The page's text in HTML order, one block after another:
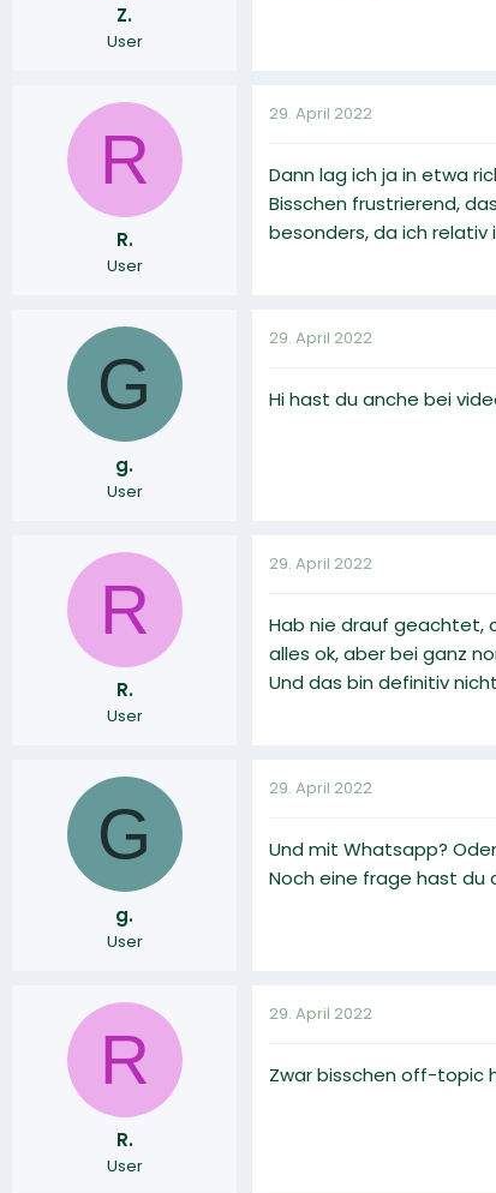
Z.
User
R
R.
User
29. April 2022
Dann lag ich ja in etwa
Bisschen frustrierend,
besonders, da ich
G
g.
User
29. April 2022
Hi hast du anche bei
R
R.
User
29. April 2022
Hab nie drauf geachtet,
alles ok, aber bei ganz
Und das bin definitiv
G
g.
User
29. April 2022
Und mit Whatsapp?
Noch eine frage hast du
R
R.
User
29. April 2022
Zwar bisschen off-topic